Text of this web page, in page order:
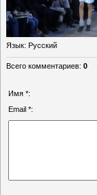
Язык: Русский
Всего комментариев: 0
Имя *:
Email *: